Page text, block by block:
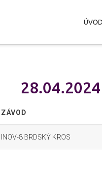
ÚVOD
ZÁVOD
INOV-8 BRDSKÝ KROS